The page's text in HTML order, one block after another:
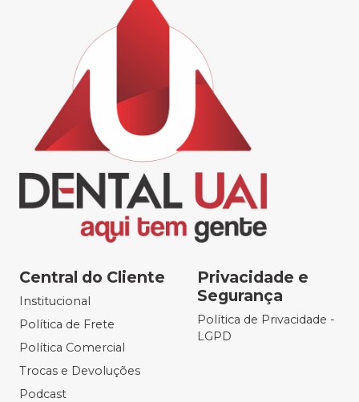
Central do Cliente
Institucional
Política de Frete
Política Comercial
Trocas e Devoluções
Podcast
Privacidade e
Segurança
Política de Privacidade -
LGPD